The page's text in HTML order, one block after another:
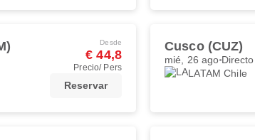
Desde
€ 44,8
Precio/ Pers
Reservar
Cusco (CUZ)
mié, 26 ago Directo
LATAM Chile